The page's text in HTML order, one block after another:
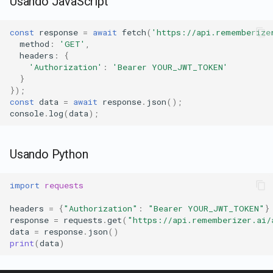
const response = await fetch( 'https://
method : 'GET'
headers :
{
'Authorization' :
'Bearer YOUR_JWT_TOKEN'
}
});
const data = await response. json();
console. log(data);
Usando Python
import requests
headers = {"Authorization" : "Bearer YOUR_JWT_TOKEN" }
response = requests .get( "https://
data = response. json()
print(data)